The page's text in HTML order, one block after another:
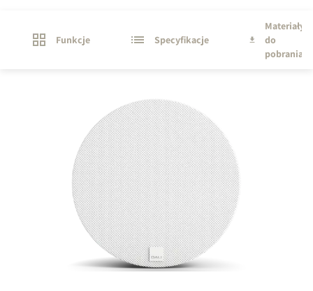
Funkcje Specyfikacje
Materiały
do
pobrania